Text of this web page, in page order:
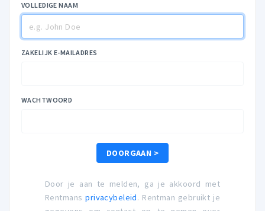
VOLLEDIGE NAAM
ZAKELIJK E-MAILADRES
WACHTWOORD
DOORGAAN >
Door je aan te melden, ga je akkoord met
Rentmansprivacybeleid. Rentman gebruikt je